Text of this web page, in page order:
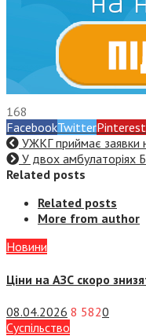
168
FacebookTwitterPinterest
УЖКГ приймає заявки
У двох амбулаторіях
Related posts
Related posts
More from author
Новини
Ціни на АЗС скоро
08.04.2026 8 5820
Суспiльство